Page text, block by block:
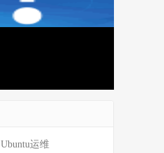
Ubuntu运维